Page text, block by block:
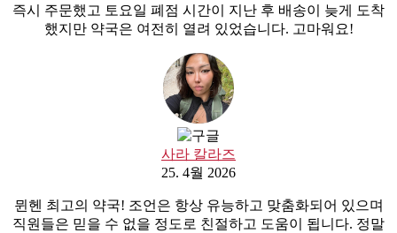
즉시 주문했고 토요일 폐점 시간이 지난 후 배송이 늦게 도착
했지만 약국은 여전히 열려 있었습니다. 고마워요!
사라 칼라즈
25. 4월 2026
뮌헨 최고의 약국! 조언은 항상 유능하고 맞춤화되어 있으며
직원들은 믿을 수 없을 정도로 친절하고 도움이 됩니다. 정말